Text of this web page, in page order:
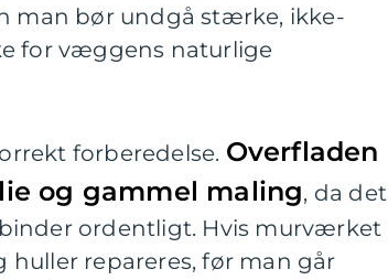
man bør undgå stærke, ikke-
for væggens naturlige
forberedelse. Overfladen
og gammel maling, da det
ordentligt. Hvis murværket
huller repareres, før man går